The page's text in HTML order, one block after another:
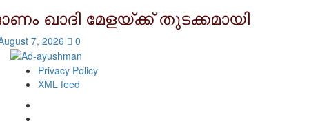
ഖാദി മേളയ്ക്ക് തുടക്കമായി
7, 2026 0
Privacy Policy
XML feed